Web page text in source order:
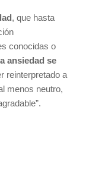
, que hasta
conocidas o
ansiedad se
reinterpretado a
menos neutro,